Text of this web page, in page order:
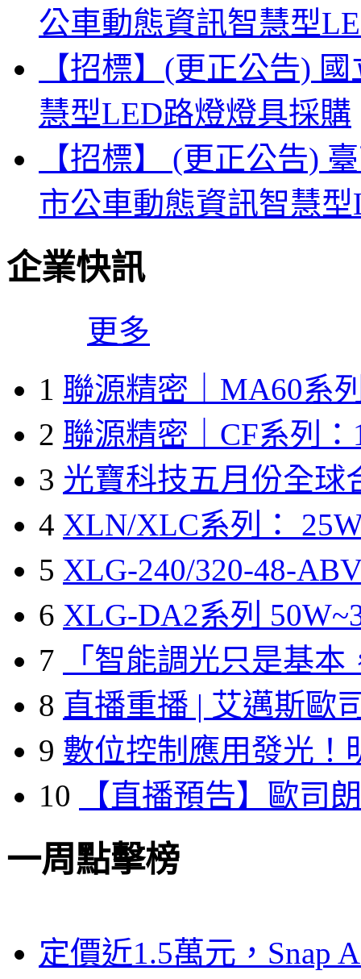
公車動態資訊智慧型
【招標】(更正公告)
慧型LED路燈燈具採購
【招標】 (更正公告)
市公車動態資訊智慧
企業快訊
更多
1 聯源精密｜MA60系
2 聯源精密｜CF系列：
3 光寶科技五月份全球
4 XLN/XLC系列：
5 XLG-240/320-48-
6 XLG-DA2系列
7
「智能調光只是基本
8 直播重播 | 艾邁斯歐
9 數位控制應用發光！
10
【直播預告】歐司
一周點擊榜
定價近1.5萬元，Snap